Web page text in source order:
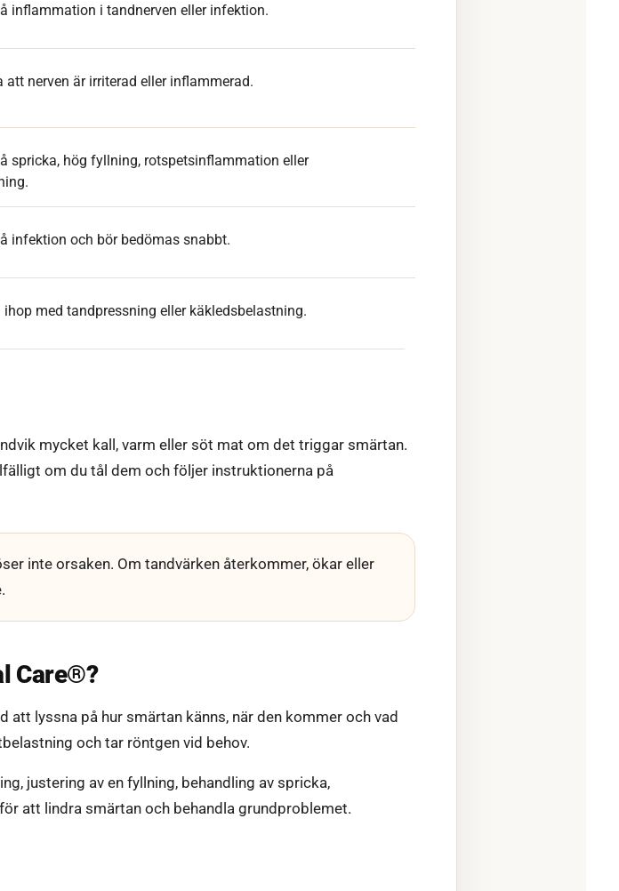
inflammation i tandnerven eller infektion.
att nerven är irriterad eller inflammerad.
spricka, hög fyllning, rotspetsinflammation eller
infektion och bör bedömas snabbt.
ihop med tandpressning eller käkledsbelastning.
mycket kall, varm eller söt mat om det triggar smärtan.
om du tål dem och följer instruktionerna på
inte orsaken. Om tandvärken återkommer, ökar eller
Care®?
lyssna på hur smärtan känns, när den kommer och vad
och tar röntgen vid behov.
justering av en fyllning, behandling av spricka,
att lindra smärtan och behandla grundproblemet.